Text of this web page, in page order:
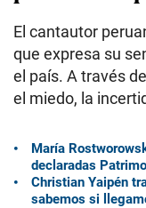
El cantautor
que expresa su
el país. A través
el miedo, la
María
declaradas
Christian Yaipén
sabemos si